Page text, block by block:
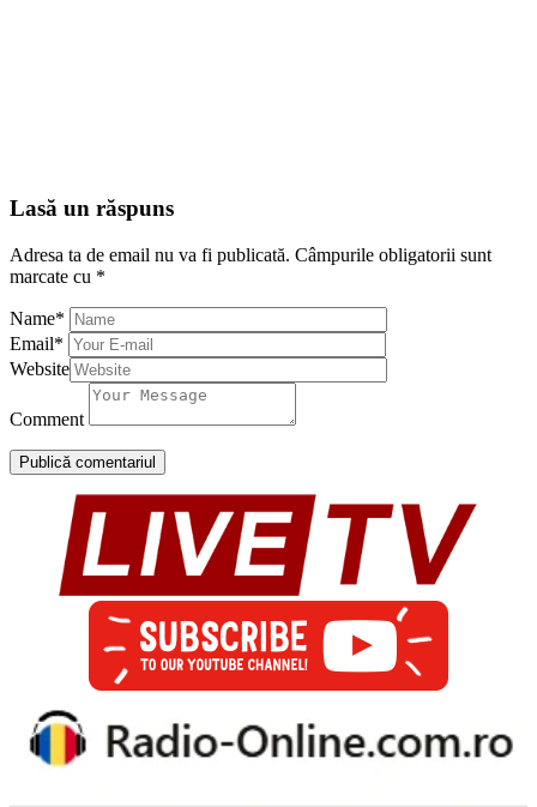
Lasă un răspuns
Adresa ta de email nu va fi publicată. Câmpurile obligatorii sunt
marcate cu *
Name*
Email*
Website
Comment